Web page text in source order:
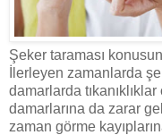
Şeker taraması
İlerleyen zamanlarda
damarlarda
damarlarına da zarar
zaman görme